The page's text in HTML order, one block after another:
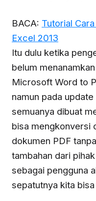
BACA: Tutorial
Excel 2013
Itu dulu ketika
belum
Microsoft Word to
namun pada
semuanya dibuat
bisa mengkonversi
dokumen PDF
tambahan dari
sebagai pengguna
sepatutnya kita